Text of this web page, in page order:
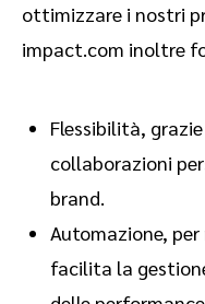
ottimizzare i nostri
impact.com inoltre
Flessibilità,
collaborazioni
brand.
Automazione,
facilita la